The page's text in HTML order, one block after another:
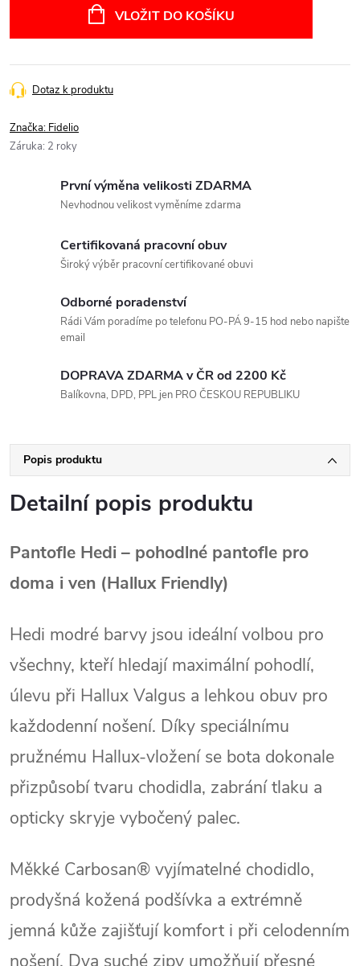
VLOŽIT DO KOŠÍKU
Dotaz k produktu
Značka: Fidelio
Záruka: 2 roky
První výměna velikosti ZDARMA
Nevhodnou velikost vyměníme zdarma
Certifikovaná pracovní obuv
Široký výběr pracovní certifikované obuvi
Odborné poradenství
Rádi Vám poradíme po telefonu PO-PÁ 9-15 hod nebo napište
email
DOPRAVA ZDARMA v ČR od 2200 Kč
Balíkovna, DPD, PPL jen PRO ČESKOU REPUBLIKU
Popis produktu
Detailní popis produktu
Pantofle Hedi – pohodlné pantofle pro
doma i ven (Hallux Friendly)
Hedi modré barvy jsou ideální volbou pro
všechny, kteří hledají maximální pohodlí,
úlevu při Hallux Valgus a lehkou obuv pro
každodenní nošení. Díky speciálnímu
pružnému Hallux‑vložení se bota dokonale
přizpůsobí tvaru chodidla, zabrání tlaku a
opticky skryje vybočený palec.
Měkké Carbosan® vyjímatelné chodidlo,
prodyšná kožená podšívka a extrémně
jemná kůže zajišťují komfort i při celodenním
nošení. Dva suché zipy umožňují přesné